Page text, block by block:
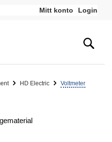
Mitt konto Login
HD Electric Voltmeter